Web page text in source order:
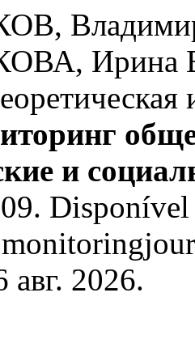
Ирина
и
авг. 2026.